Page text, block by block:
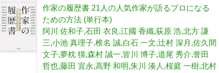
作家の履歴書 21人の人気作家が語るプロになる
ための方法 (単行本)
阿川 佐和子,石田 衣良,江國 香織,荻原 浩,北方 謙
三,小池 真理子,椎名 誠,白石 一文,辻村 深月,佐久間
文子,夢枕 獏,森村 誠一,皆川 博子,道尾 秀介,誉田
哲也,藤田 宜永,高野 和明,朱川 湊人,桜庭 一樹,北村